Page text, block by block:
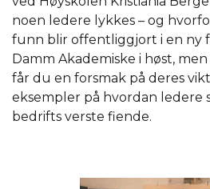
noen ledere lykkes – og
funn blir offentliggjort i en ny
Damm Akademiske i høst,
får du en forsmak på deres
eksempler på hvordan ledere
bedrifts verste fiende.